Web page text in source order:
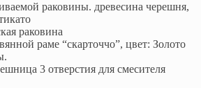
раковины. древесина черешня,
раковина
раме “скарточчо”, цвет: Золото
3 отверстия для смесителя